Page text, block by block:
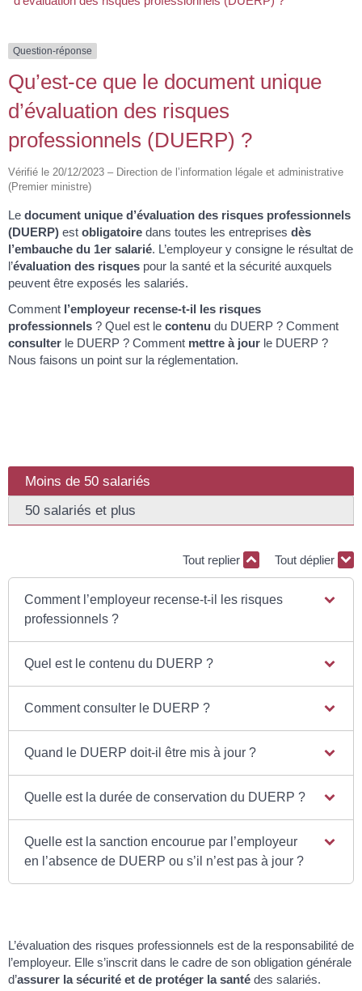
Question-réponse
Qu’est-ce que le document unique
d’évaluation des risques
professionnels (DUERP) ?
Vérifié le 20/12/2023 – Direction de l’information légale et administrative
(Premier ministre)
Le document unique d’évaluation des risques professionnels
(DUERP) est obligatoire dans toutes les entreprises dès
l’embauche du 1er salarié. L’employeur y consigne le résultat de
l’évaluation des risques pour la santé et la sécurité auxquels
peuvent être exposés les salariés.
Comment l’employeur recense-t-il les risques
professionnels ? Quel est le contenu du DUERP ? Comment
consulter le DUERP ? Comment mettre à jour le DUERP ?
Nous faisons un point sur la réglementation.
Moins de 50 salariés
50 salariés et plus
Tout replier Tout déplier
Comment l’employeur recense-t-il les risques
professionnels ?
Quel est le contenu du DUERP ?
Comment consulter le DUERP ?
Quand le DUERP doit-il être mis à jour ?
Quelle est la durée de conservation du DUERP ?
Quelle est la sanction encourue par l’employeur
en l’absence de DUERP ou s’il n’est pas à jour ?
L’évaluation des risques professionnels est de la responsabilité de
l’employeur. Elle s’inscrit dans le cadre de son obligation générale
d’assurer la sécurité et de protéger la santé des salariés.